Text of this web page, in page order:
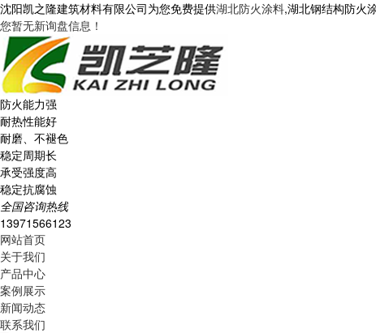
沈阳凯之隆建筑材料有限公司为您免费提供湖北防火涂料,湖北钢结构防火
您暂无新询盘信息！
防火能力强
耐热性能好
耐磨、不褪色
稳定周期长
承受强度高
稳定抗腐蚀
全国咨询热线
13971566123
网站首页
关于我们
产品中心
案例展示
新闻动态
联系我们